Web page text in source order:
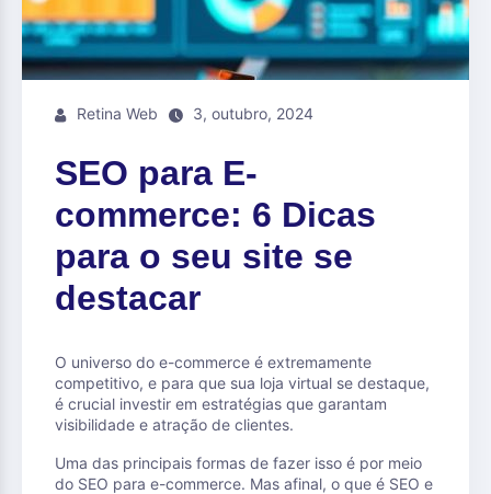
Retina Web 3, outubro, 2024
SEO para E-
commerce: 6 Dicas
para o seu site se
destacar
O universo do e-commerce é extremamente
competitivo, e para que sua loja virtual se destaque,
é crucial investir em estratégias que garantam
visibilidade e atração de clientes.
Uma das principais formas de fazer isso é por meio
do SEO para e-commerce. Mas afinal, o que é SEO e